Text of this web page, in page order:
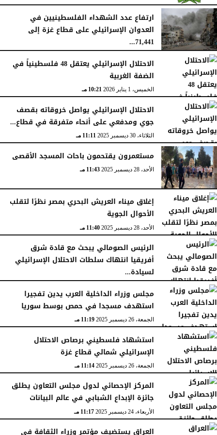
الجمعة، 16 يناير 2026 09:09 مـ
ارتفاع عدد الشهداء الفلسطينيين في
العدوان الإسرائيلي على قطاع غزة إلى
71,441...
الجمعة، 16 يناير 2026
الاحتلال الإسرائيلي يعتقل 48 فلسطينياً في
الضفة الغربية
الخميس، 1 يناير 2026 10:21 مـ
الاحتلال الإسرائيلي يواصل خروقاته بقصف
جوي ومدفعي على أنحاء متفرقة في قطاع...
الثلاثاء، 30 ديسمبر 2025 11:11 مـ
مستعمرون يقتحمون باحات المسجد الأقصى
الأحد، 28 ديسمبر 2025 11:43 مـ
إغلاق ميناء العريش البحري بمصر نظرًا لتقلب
الأحوال الجوية
الأحد، 28 ديسمبر 2025 11:40 مـ
الرئيس الصومالي يبحث مع قادة شرق
أفريقيا انتهاك سلطات الاحتلال الإسرائيلي
لسيادة...
السبت، 27 ديسمبر 2025
مجلس وزراء الداخلية العرب يدين تفجيرا
استهدف مسجدا في حمص بوسط سوريا
الجمعة، 26 ديسمبر 2025 11:19 مـ
استشهاد فلسطيني برصاص الاحتلال
الإسرائيلي شمالي قطاع غزة
الجمعة، 26 ديسمبر 2025 11:14 مـ
المركز الإحصائي لدول مجلس التعاون يطلق
جائزة الإبداع الشبابي في عالم البيانات
الأربعاء، 24 ديسمبر 2025 11:17 مـ
العراق يستضيف مؤتمر وزراء الثقافة في